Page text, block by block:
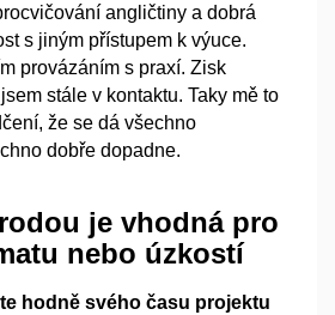
angličtiny a dobrá
s jiným přístupem k výuce.
provázáním s praxí. Zisk
stále v kontaktu. Taky mě to
že se dá všechno
dobře dopadne.
je vhodná pro
nebo úzkostí
hodně svého času projektu